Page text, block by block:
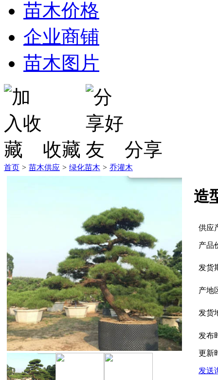
苗木价格
企业商铺
苗木图片
收藏 分享
首页 > 苗木供应 > 绿化苗木 > 乔灌木
造
供应
产品
发货
产地
发货
发布
更新
发送